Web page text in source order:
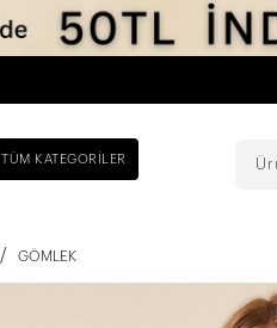
TÜM KATEGORILER
GÖMLEK